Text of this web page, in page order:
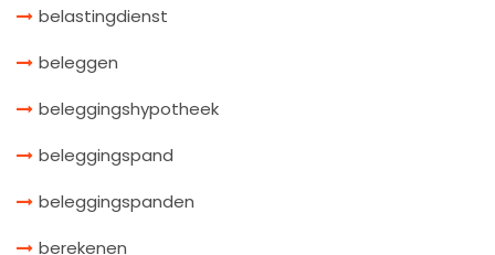
belastingdienst
beleggen
beleggingshypotheek
beleggingspand
beleggingspanden
berekenen